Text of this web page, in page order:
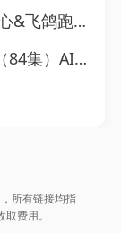
心（31集）AI短剧
）AI短剧
所有链接均指
费用。